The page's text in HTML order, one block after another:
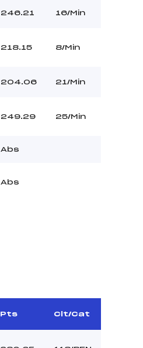
246.21 16/Min
218.15 8/Min
204.06 21/Min
249.29 25/Min
Abs
Abs
Pts Clt/Cat